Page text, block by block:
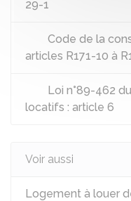
29-1
Code de la
articles R171-10 à
Loi n°89-462
locatifs : article 6
Voir aussi
Logement à louer